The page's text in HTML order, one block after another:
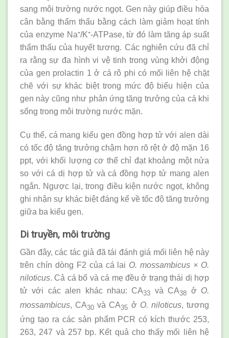
sang môi trường nước ngọt. Gen này giúp điều hòa
cân bằng thẩm thấu bằng cách làm giảm hoạt tính
của enzyme Na⁺/K⁺-ATPase, từ đó làm tăng áp suất
thẩm thấu của huyết tương. Các nghiên cứu đã chỉ
ra rằng sự đa hình vi vệ tinh trong vùng khởi động
của gen prolactin 1 ở cá rô phi có mối liên hệ chặt
chẽ với sự khác biệt trong mức độ biểu hiện của
gen này cũng như phản ứng tăng trưởng của cá khi
sống trong môi trường nước mặn.
Cụ thể, cá mang kiểu gen đồng hợp tử với alen dài
có tốc độ tăng trưởng chậm hơn rõ rệt ở độ mặn 16
ppt, với khối lượng cơ thể chỉ đạt khoảng một nửa
so với cá dị hợp tử và cá đồng hợp tử mang alen
ngắn. Ngược lại, trong điều kiện nước ngọt, không
ghi nhận sự khác biệt đáng kể về tốc độ tăng trưởng
giữa ba kiểu gen.
Di truyền, môi trường
Gần đây, các tác giả đã tái đánh giá mối liên hệ này
trên chín dòng F2 của cá lai O. mossambicus × O.
niloticus. Cả cá bố và cá mẹ đều ở trạng thái dị hợp
tử với các alen khác nhau: CA33 và CA38 ở O.
mossambicus, CA30 và CA35 ở O. niloticus, tương
ứng tạo ra các sản phẩm PCR có kích thước 253,
263, 247 và 257 bp. Kết quả cho thấy mối liên hệ